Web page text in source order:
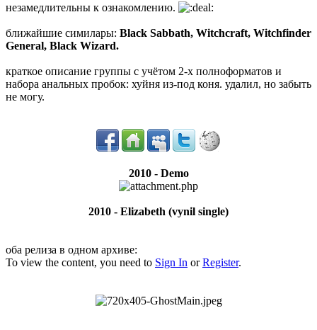
незамедлительны к ознакомлению.
ближайшие симилары: Black Sabbath, Witchcraft, Witchfinder
General, Black Wizard.
краткое описание группы с учётом 2-х полноформатов и
набора анальных пробок: хуйня из-под коня. удалил, но забыть
не могу.
2010 - Demo
2010 - Elizabeth (vynil single)
оба релиза в одном архиве:
To view the content, you need to Sign In orRegister.